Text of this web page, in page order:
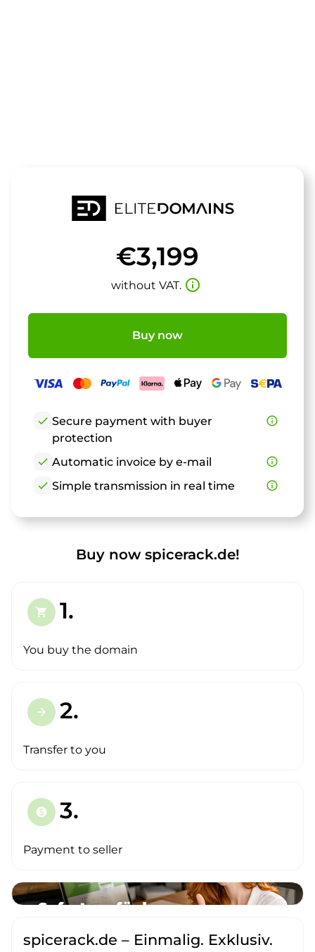
€3,199
without VAT. info_outline
Buy now
check Secure payment with buyer
protection
info_outline
check Automatic invoice by e-mail
info_outline
check Simple transmission in real time info_outline
Buy now spicerack.de!
shopping_cart 1.
You buy the domain
arrow_forward 2.
Transfer to you
paid 3.
Payment to seller
spicerack.de – Einmalig. Exklusiv.